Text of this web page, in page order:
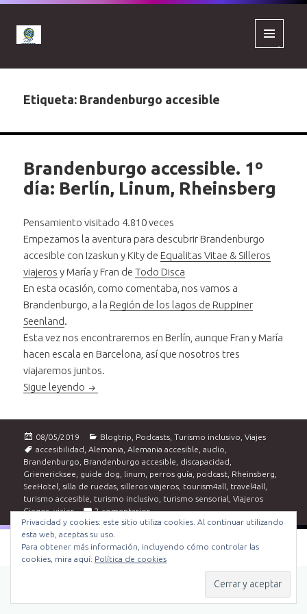
WIDGETS
Etiqueta: Brandenburgo accesible
Brandenburgo accessible. 1º
día: Berlín, Linum, Rheinsberg
Pensamiento visitado 4.810 veces
Empezamos la aventura para descubrir Brandenburgo
accesible con Izaskun y Kity de Equalitas Vitae & Silleros
viajeros y María y Fran deTodo Disca
En esta ocasión, como comentaba, nos vamos a
Brandenburgo, a la Región de los lagos de Ruppiner
Seenland.
Esta vez nos encontraremos en Berlín, aunque Fran y María
hacen escala en Barcelona, así que nosotros tres
viajaremos juntos.
Sigue leyendo Brandenburgo accessible. 1º día: Berlín, Linum,
Publicado
el
08/05/2019 Categorías
Blogtrip Podcasts ,Turismo inclusivo ,Viajes
Etiquetas
accesibilidad ,Alemania ,Alemania accesible ,audio
Brandenburgo
Brandenburgo accesible discapacidad
Grienericksee
guide dog linum perros guía podcast Rheinsberg
SeeHotel ,silla de ruedas ,silleros viajeros tourism4all travel4all
turismo accesible
turismo inclusivo turismo sensorial ,Viajeros
Ciegos,viajes 2 comentariosen Brandenburgo accessible. 1º día:
Funciona gracias a WordPress
Privacidad y cookies: este sitio utiliza cookies. Al continuar utilizando
esta web, aceptas su uso.
Para obtener más información, incluyendo cómo controlar las
cookies, mira aquí: Política de cookies